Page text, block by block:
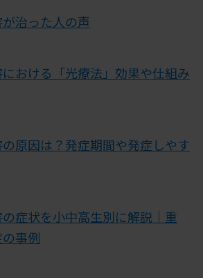
治った人の声
における「光療法」効果や仕組み
の原因は？発症期間や発症しやす
の症状を小中高生別に解説｜重
事例